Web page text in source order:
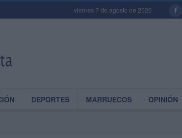
viernes 7 de agosto de 2026
DEPORTES MARRUECOS OPINIÓN